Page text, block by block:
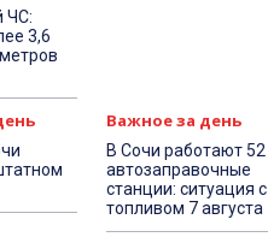
ЧС:
3,6
Важное за день
В Сочи работают 52
автозаправочные
станции: ситуация с
топливом 7 августа